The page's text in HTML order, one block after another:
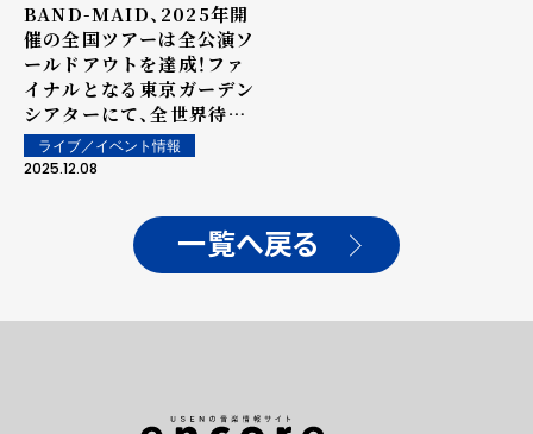
BAND-MAID、2025年開
催の全国ツアーは全公演ソ
ールドアウトを達成！ファ
イナルとなる東京ガーデン
シアターにて、全世界待望
のワールドツアー
『BAND-MAID WORLD
ライブ／イベント情報
2025.12.08
一覧へ戻る